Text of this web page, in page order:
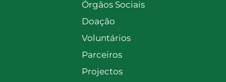
Órgãos Sociais
Doação
Voluntários
Parceiros
Projectos